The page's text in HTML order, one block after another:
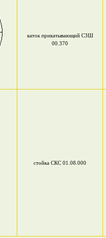
каток прикатывающий СЗШ
00.370
стойка СКС 01.08.000